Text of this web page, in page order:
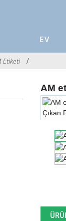
EV
Etiketi
AM